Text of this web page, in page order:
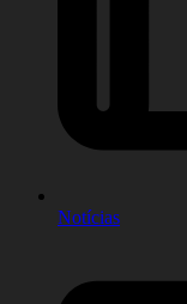
Notícias